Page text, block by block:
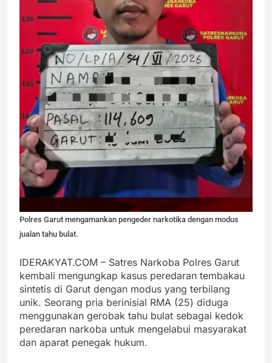
Polres Garut mengamankan pengeder narkotika dengan modus
jualan tahu bulat.
IDERAKYAT.COM – Satres Narkoba Polres Garut
kembali mengungkap kasus peredaran tembakau
sintetis di Garut dengan modus yang terbilang
unik. Seorang pria berinisial RMA (25) diduga
menggunakan gerobak tahu bulat sebagai kedok
peredaran narkoba untuk mengelabui masyarakat
dan aparat penegak hukum.